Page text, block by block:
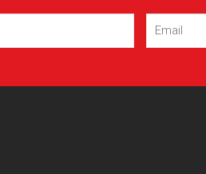
Email
(Required)